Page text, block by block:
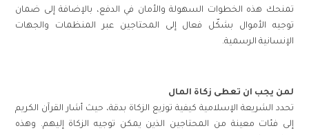
تمنحك هذه الخطوات السهولة والأمان في الدفع، بالإضافة إلى ضمان
توجيه الأموال بشكّل فعال إلى المحتاجين عبر المنظمات والجهات
الإنسانية الرسمية.
لمن يجب ان تعطى زكاة المال
تحدد الشريعة الإسلامية كيفية توزيع الزكاة بدقة، حيث أشار القرآن الكريم
إلى فئات معينة من المحتاجين الذين يمكن توجيه الزكاة إليهم. وهذه